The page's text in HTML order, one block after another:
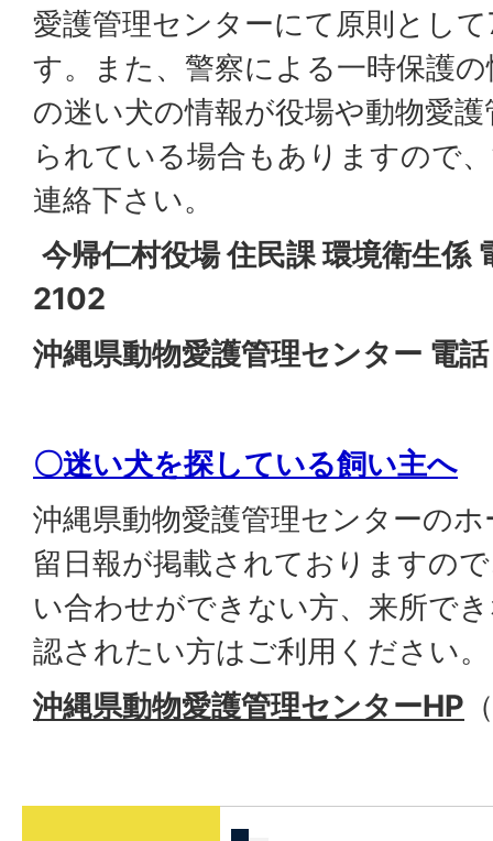
愛護管理センターにて原則とし
す。また、警察による一時保護
の迷い犬の情報が役場や動物愛
られている場合もありますので
連絡下さい。
今帰仁村役場 住民課 環境衛生
2102
沖縄県動物愛護管理センター
〇迷い犬を探している飼い主へ
沖縄県動物愛護管理センターの
留日報が掲載されておりますの
い合わせができない方、来所で
認されたい方はご利用ください。
沖縄県動物愛護管理センターHP